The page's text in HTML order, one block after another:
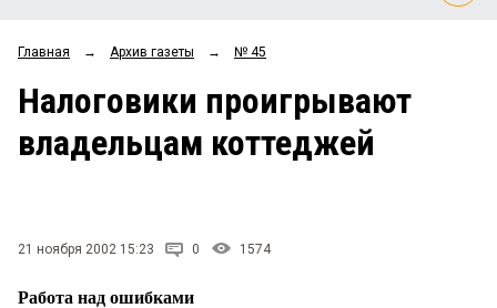
ОБЩЕСТВО
ЗАКОН
НОВОСТИ КОМПАНИЙ
СТИЛЬ ЖИЗНИ
Рейтинги
Блоги
Главная → Архив газеты → № 45
Налоговики проигрывают
владельцам коттеджей
21 ноября 2002 15:23 0 1574
Работа над ошибками